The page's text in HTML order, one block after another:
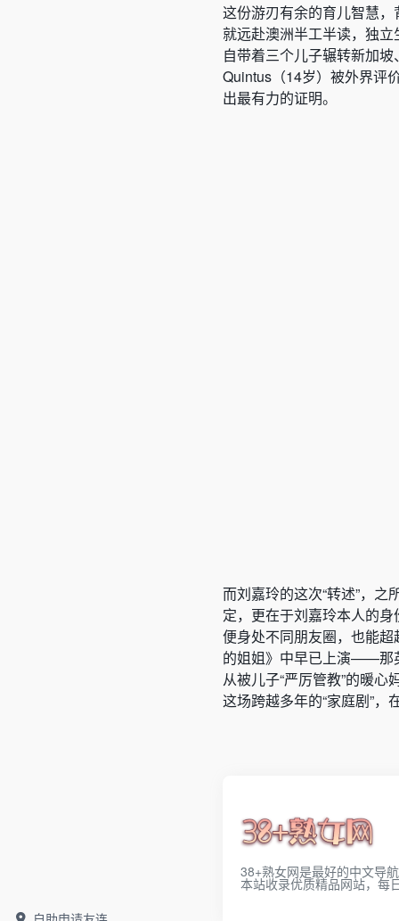
这份游刃有余的育儿智慧
就远赴澳洲半工半读，独
自带着三个儿子辗转新加
Quintus（14岁）被外界评
出最有力的证明。
而刘嘉玲的这次“转述”，
定，更在于刘嘉玲本人的
便身处不同朋友圈，也能
的姐姐》中早已上演——那
从被儿子“严厉管教”的暖
这场跨越多年的“家庭剧”
38+熟女网是最好的中文导
本站收录优质精品网站，每